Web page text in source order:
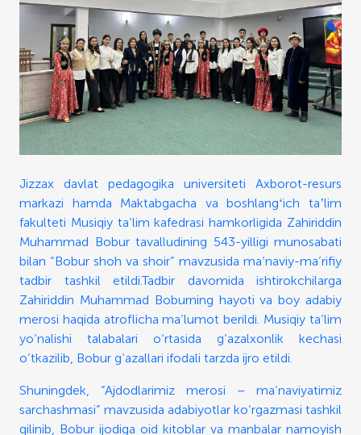
Jizzax davlat pedagogika universiteti Axborot-resurs
markazi hamda Maktabgacha va boshlangʻich taʼlim
fakulteti Musiqiy ta’lim kafedrasi hamkorligida Zahiriddin
Muhammad Bobur tavalludining 543-yilligi munosabati
bilan “Bobur shoh va shoir” mavzusida ma’naviy-ma’rifiy
tadbir tashkil etildi.Tadbir davomida ishtirokchilarga
Zahiriddin Muhammad Boburning hayoti va boy adabiy
merosi haqida atroflicha ma’lumot berildi. Musiqiy ta’lim
yo‘nalishi talabalari o‘rtasida g‘azalxonlik kechasi
o‘tkazilib, Bobur g‘azallari ifodali tarzda ijro etildi.
Shuningdek, “Ajdodlarimiz merosi – ma’naviyatimiz
sarchashmasi” mavzusida adabiyotlar ko‘rgazmasi tashkil
qilinib, Bobur ijodiga oid kitoblar va manbalar namoyish